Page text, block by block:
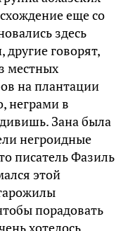
еще со
здесь
говорят,
местных
на плантации
неграми в
Зана была
негроидные
писатель Фазиль
этой
порадовать
хотелось